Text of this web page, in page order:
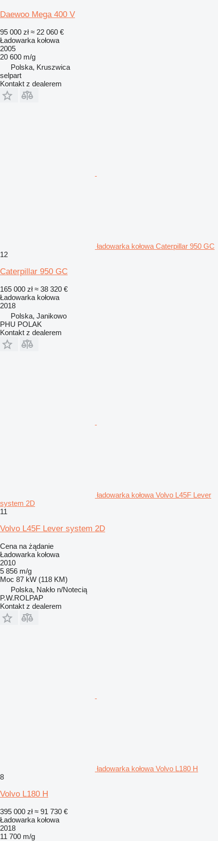
Daewoo Mega 400 V
95 000 zł ≈ 22 060 €
Ładowarka kołowa
2005
20 600 m/g
Polska, Kruszwica
selpart
Kontakt z dealerem
ładowarka kołowa Caterpillar 950 GC
12
Caterpillar 950 GC
165 000 zł ≈ 38 320 €
Ładowarka kołowa
2018
Polska, Janikowo
PHU POLAK
Kontakt z dealerem
ładowarka kołowa Volvo L45F Lever
system 2D
11
Volvo L45F Lever system 2D
Cena na żądanie
Ładowarka kołowa
2010
5 856 m/g
Moc 87 kW (118 KM)
Polska, Nakło n/Notecią
P.W.ROLPAP
Kontakt z dealerem
ładowarka kołowa Volvo L180 H
8
Volvo L180 H
395 000 zł ≈ 91 730 €
Ładowarka kołowa
2018
11 700 m/g